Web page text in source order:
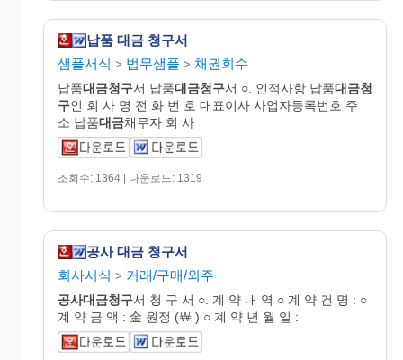
납품 대금 청구서
샘플서식 > 법무샘플 > 채권회수
납품대금청구서 납품대금청구서 ○. 인적사항 납품대금청
구인 회 사 명 전 화 번 호 대표이사 사업자등록번호 주
소 납품대금채무자 회 사
조회수: 1364 | 다운로드: 1319
공사 대금 청구서
회사서식 > 거래/구매/외주
공사대금청구서 청 구 서 ○. 계 약 내 역 ○ 계 약 건 명 : ○
계 약 금 액 : 金 원정 (￦ ) ○ 계 약 년 월 일 :